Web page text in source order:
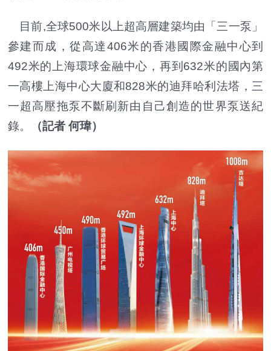
目前,全球500米以上超高層建築均由「三一泵」
參建而成，從高達406米的香港國際金融中心到
492米的上海環球金融中心，再到632米的國內第
一高樓上海中心大廈和828米的迪拜哈利法塔，三
一超高壓拖泵不斷刷新由自己創造的世界泵送紀
錄。
（記者 何瑋）